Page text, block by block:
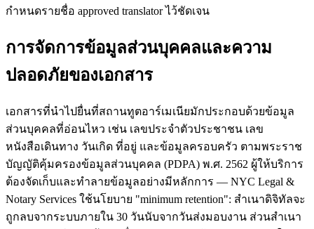
กำหนดรายชื่อ approved translator ไว้ชัดเจน
การจัดการข้อมูลส่วนบุคคลและความ
ปลอดภัยของเอกสาร
เอกสารที่นำไปยื่นที่สถานทูตอาร์เมเนียมักประกอบด้วยข้อมูล
ส่วนบุคคลที่อ่อนไหว เช่น เลขประจำตัวประชาชน เลข
หนังสือเดินทาง วันเกิด ที่อยู่ และข้อมูลครอบครัว ตามพระราช
บัญญัติคุ้มครองข้อมูลส่วนบุคคล (PDPA) พ.ศ. 2562 ผู้ให้บริการ
ต้องจัดเก็บและทำลายข้อมูลอย่างมีหลักการ — NYC Legal &
Notary Services ใช้นโยบาย "minimum retention": สำเนาดิจิทัลจะ
ถูกลบจากระบบภายใน 30 วันนับจากวันส่งมอบงาน ส่วนสำเนา